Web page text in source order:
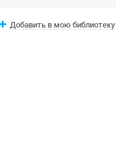
Добавить в мою библиотеку